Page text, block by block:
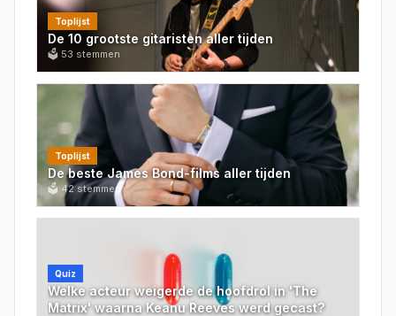
Toplijst
De 10 grootste gitaristen aller tijden
🗳 53 stemmen
Toplijst
De beste James Bond-films aller tijden
🗳42 stemmen
Quiz
Welke acteur weigerde de hoofdrol in 'The
Matrix' waarna Keanu Reeves werd gecast?